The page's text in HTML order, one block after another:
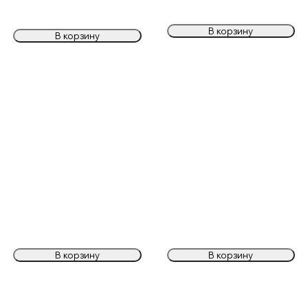
В корзину В корзину
В корзину В корзину